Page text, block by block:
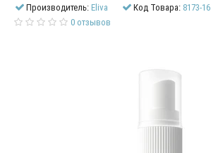
Производитель:Eliva Код Товара: 8173-16
0 отзывов